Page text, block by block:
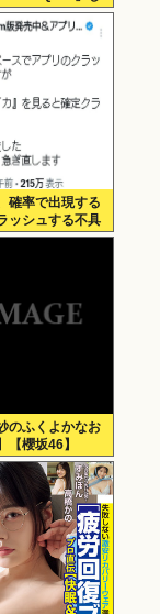
確率で出現する
ッシュする不具
のふくよかなお
【櫻坂46】